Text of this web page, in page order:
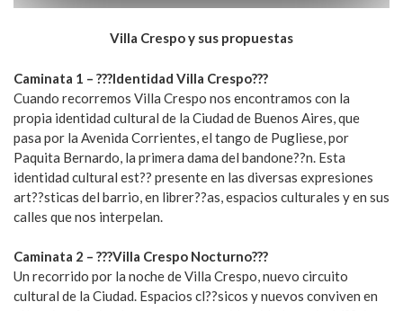
Villa Crespo y sus propuestas
Caminata 1 – ???Identidad Villa Crespo???
Cuando recorremos Villa Crespo nos encontramos con la
propia identidad cultural de la Ciudad de Buenos Aires, que
pasa por la Avenida Corrientes, el tango de Pugliese, por
Paquita Bernardo, la primera dama del bandone??n. Esta
identidad cultural est?? presente en las diversas expresiones
art??sticas del barrio, en librer??as, espacios culturales y en sus
calles que nos interpelan.
Caminata 2 – ???Villa Crespo Nocturno???
Un recorrido por la noche de Villa Crespo, nuevo circuito
cultural de la Ciudad. Espacios cl??sicos y nuevos conviven en